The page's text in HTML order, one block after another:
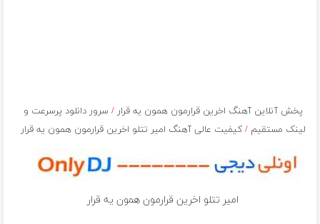
پخش آنلاین آهنگ اخرین قرارمون همون یه قرار/ سرور دانلود پرسرعت و
لینک مستقیم/ کیفیت عالی آهنگ امیر تتلو اخرین قرارمون همون یه قرار
امیر تتلو اخرین قرارمون همون یه قرار